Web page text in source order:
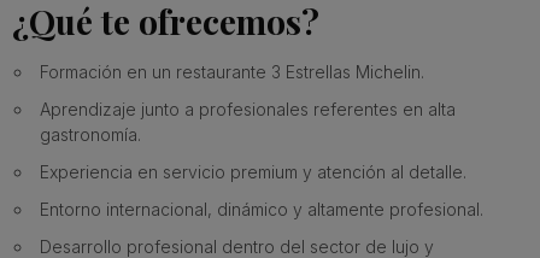
¿Qué te ofrecemos?
Formación en un restaurante 3 Estrellas Michelin.
Aprendizaje junto a profesionales referentes en alta
gastronomía.
Experiencia en servicio premium y atención al detalle.
Entorno internacional, dinámico y altamente profesional.
Desarrollo profesional dentro del sector de lujo y